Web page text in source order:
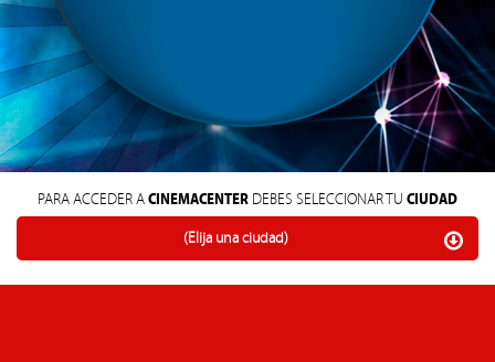
PARA ACCEDER ACINEMACENTER DEBES SELECCIONAR TU CIUDAD
(Elija una ciudad)